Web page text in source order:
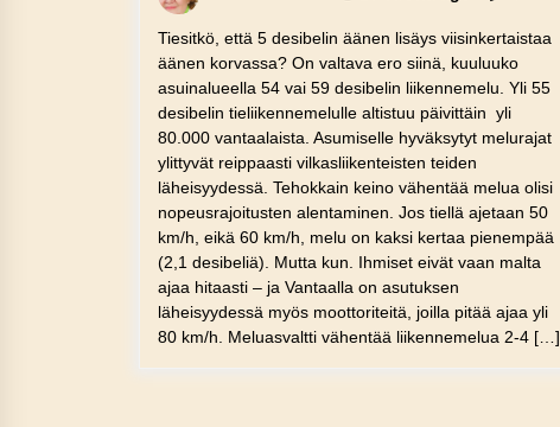
Tiesitkö, että 5 desibelin äänen lisäys viisinkertaistaa
äänen korvassa? On valtava ero siinä, kuuluuko
asuinalueella 54 vai 59 desibelin liikennemelu. Yli 55
desibelin tieliikennemelulle altistuu päivittäin yli
80.000 vantaalaista. Asumiselle hyväksytyt melurajat
ylittyvät reippaasti vilkasliikenteisten teiden
läheisyydessä. Tehokkain keino vähentää melua olisi
nopeusrajoitusten alentaminen. Jos tiellä ajetaan 50
km/h, eikä 60 km/h, melu on kaksi kertaa pienempää
(2,1 desibeliä). Mutta kun. Ihmiset eivät vaan malta
ajaa hitaasti – ja Vantaalla on asutuksen
läheisyydessä myös moottoriteitä, joilla pitää ajaa yli
80 km/h. Meluasvaltti vähentää liikennemelua 2-4 […]